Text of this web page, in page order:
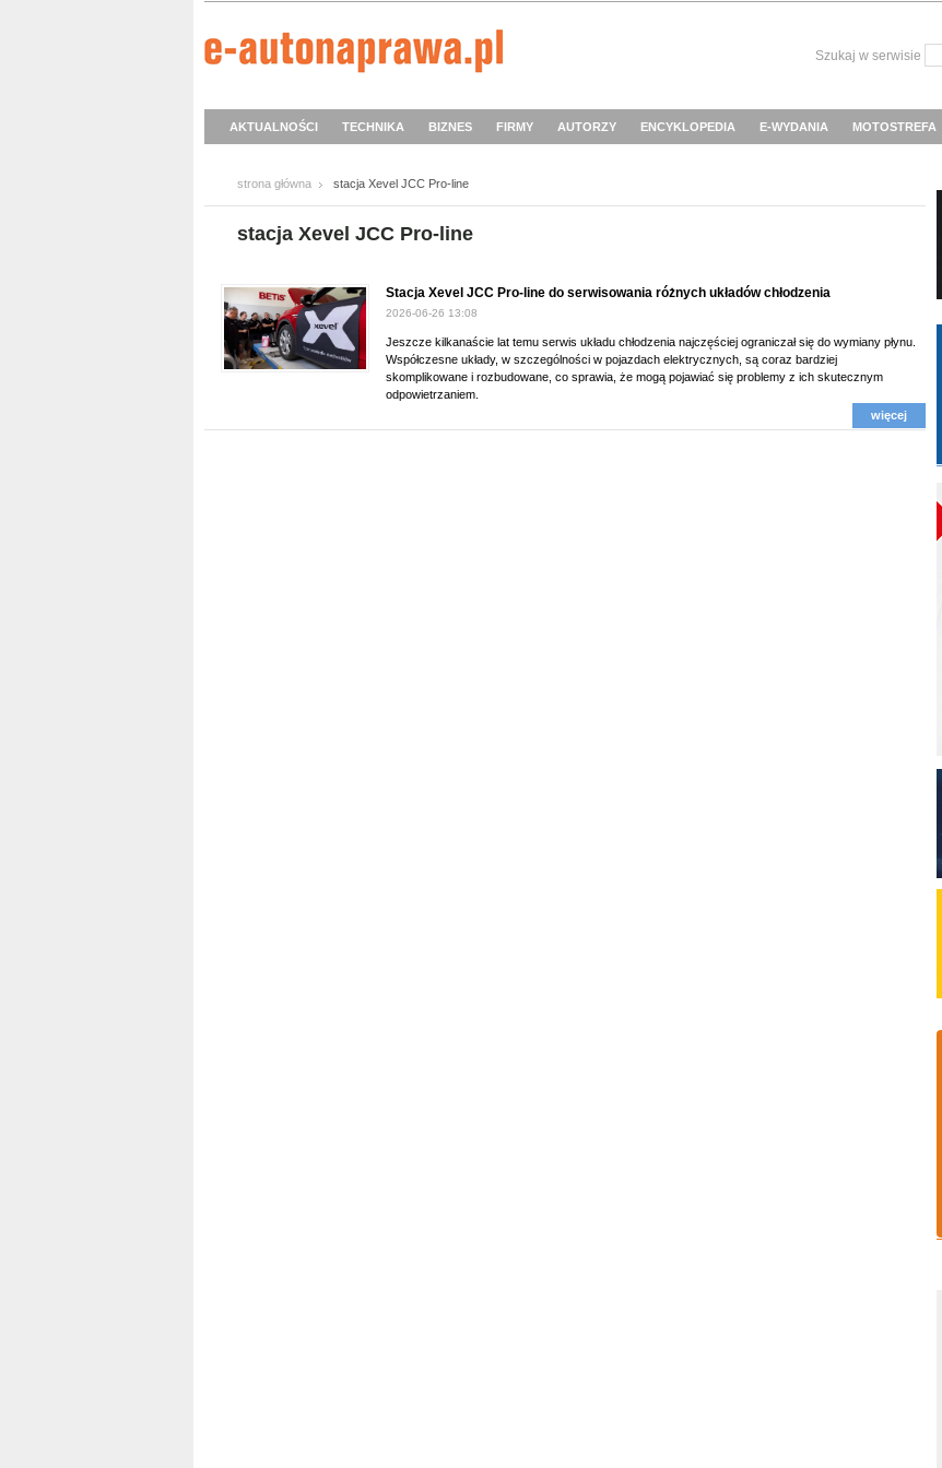
Szukaj w serwisie
AKTUALNOŚCI TECHNIKA BIZNES FIRMY AUTORZY ENCYKLOPEDIA E-WYDANIA MOTOSTREFA
strona główna stacja Xevel JCC Pro-line
stacja Xevel JCC Pro-line
Stacja Xevel JCC Pro-line do serwisowania różnych układów chłodzenia
2026-06-26 13:08
Jeszcze kilkanaście lat temu serwis układu chłodzenia najczęściej ograniczał się do wymiany płynu.
Współczesne układy, w szczególności w pojazdach elektrycznych, są coraz bardziej
skomplikowane i rozbudowane, co sprawia, że mogą pojawiać się problemy z ich skutecznym
odpowietrzaniem.
więcej